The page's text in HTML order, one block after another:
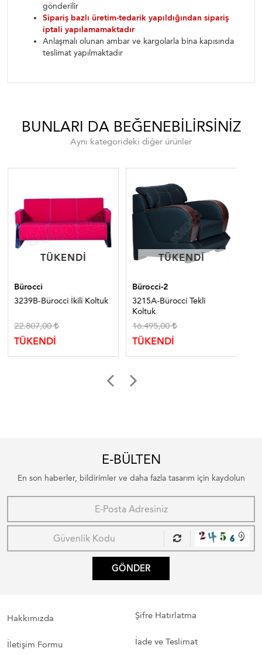
gönderilir
Sipariş bazlı üretim-tedarik yapıldığından sipariş
iptali yapılamamaktadır
Anlaşmalı olunan ambar ve kargolarla bina kapısında
teslimat yapılmaktadır
BUNLARI DA BEĞENEBILIRSINIZ
Aynı kategorideki diğer ürünler
TÜKENDI
TÜKENDI
Bürocci
3239B-Bürocci İkili Koltuk
22.807,00
TÜKENDİ
TÜKENDI
TÜKENDI
Bürocci-2
3215A-Bürocci Tekli
Koltuk
16.495,00
TÜKENDİ
E-BÜLTEN
En son haberler, bildirimler ve daha fazla tasarım için kaydolun
GÖNDER
Hakkımızda
İletişim Formu
Şifre Hatırlatma
İade ve Teslimat